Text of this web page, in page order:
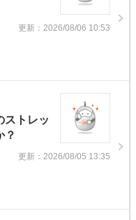
更新：2026/08/06 10:53
ストレッ
？
更新：2026/08/05 13:35